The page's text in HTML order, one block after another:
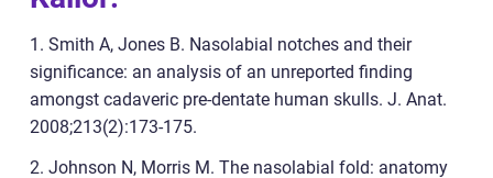
1. Smith A, Jones B. Nasolabial notches and their
significance: an analysis of an unreported finding
amongst cadaveric pre-dentate human skulls. J. Anat.
2008;213(2):173-175.
2. Johnson N, Morris M. The nasolabial fold: anatomy